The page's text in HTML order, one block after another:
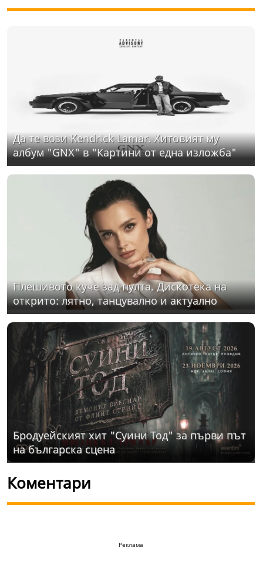
Да те вози Kendrick Lamar. Хитовият му
албум "GNX" в "Картини от една изложба"
Плешивото куче зад пулта. Дискотека на
открито: лятно, танцувално и актуално
Бродуейският хит "Суини Тод" за първи път
на българска сцена
Коментари
Реклама